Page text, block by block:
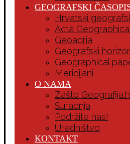
GEOGRAFSKI
Hrvatski
Acta
Geoadria
Geografski
Geographical
Meridijani
O NAMA
Zašto
Suradnja
Podržite nas!
Uredništvo
KONTAKT